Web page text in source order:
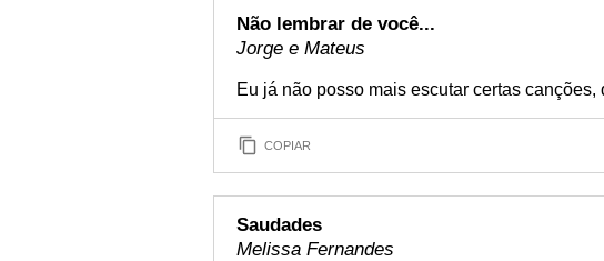
Não lembrar de você...
Jorge e Mateus
Eu já não posso mais escutar certas canções,
COPIAR
Saudades
Melissa Fernandes